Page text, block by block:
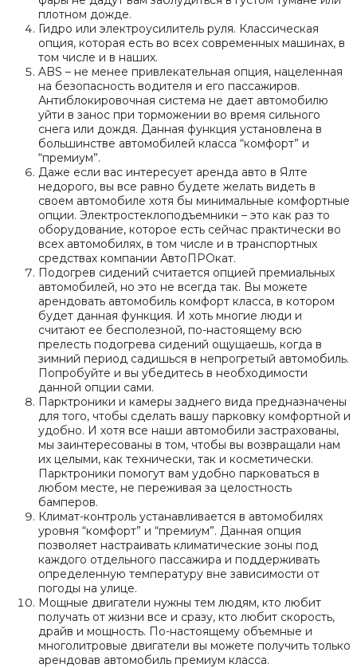
плотном дожде.
Гидро или электроусилитель руля. Классическая
опция, которая есть во всех современных машинах, в
том числе и в наших.
ABS – не менее привлекательная опция, нацеленная
на безопасность водителя и его пассажиров.
Антиблокировочная система не дает автомобилю
уйти в занос при торможении во время сильного
снега или дождя. Данная функция установлена в
большинстве автомобилей класса “комфорт” и
“премиум”.
Даже если вас интересует аренда авто в Ялте
недорого, вы все равно будете желать видеть в
своем автомобиле хотя бы минимальные комфортные
опции. Электростеклоподъемники – это как раз то
оборудование, которое есть сейчас практически во
всех автомобилях, в том числе и в транспортных
средствах компании АвтоПРОкат.
Подогрев сидений считается опцией премиальных
автомобилей, но это не всегда так. Вы можете
арендовать автомобиль комфорт класса, в котором
будет данная функция. И хоть многие люди и
считают ее бесполезной, по-настоящему всю
прелесть подогрева сидений ощущаешь, когда в
зимний период садишься в непрогретый автомобиль.
Попробуйте и вы убедитесь в необходимости
данной опции сами.
Парктроники и камеры заднего вида предназначены
для того, чтобы сделать вашу парковку комфортной и
удобно. И хотя все наши автомобили застрахованы,
мы заинтересованы в том, чтобы вы возвращали нам
их целыми, как технически, так и косметически.
Парктроники помогут вам удобно парковаться в
любом месте, не переживая за целостность
бамперов.
Климат-контроль устанавливается в автомобилях
уровня “комфорт” и “премиум”. Данная опция
позволяет настраивать климатические зоны под
каждого отдельного пассажира и поддерживать
определенную температуру вне зависимости от
погоды на улице.
Мощные двигатели нужны тем людям, кто любит
получать от жизни все и сразу, кто любит скорость,
драйв и мощность. По-настоящему объемные и
многолитровые двигатели вы можете получить только
арендовав автомобиль премиум класса.